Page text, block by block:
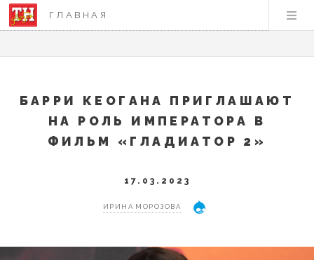
ГЛАВНАЯ
БАРРИ КЕОГАНА ПРИГЛАШАЮТ
НА РОЛЬ ИМПЕРАТОРА В
ФИЛЬМ «ГЛАДИАТОР 2»
17.03.2023
ИРИНА МОРОЗОВА